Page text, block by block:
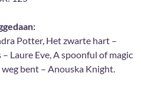
Potter, Het zwarte hart –
Laure Eve, A spoonful of magic
weg bent – Anouska Knight.